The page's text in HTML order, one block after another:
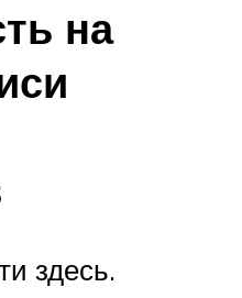
на
здесь.